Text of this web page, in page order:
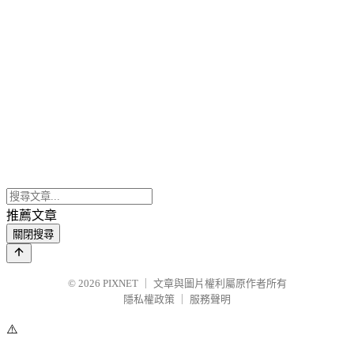
推薦文章
關閉搜尋
© 2026 PIXNET
文章與圖片權利屬原作者所有
隱私權政策
服務聲明
⚠️